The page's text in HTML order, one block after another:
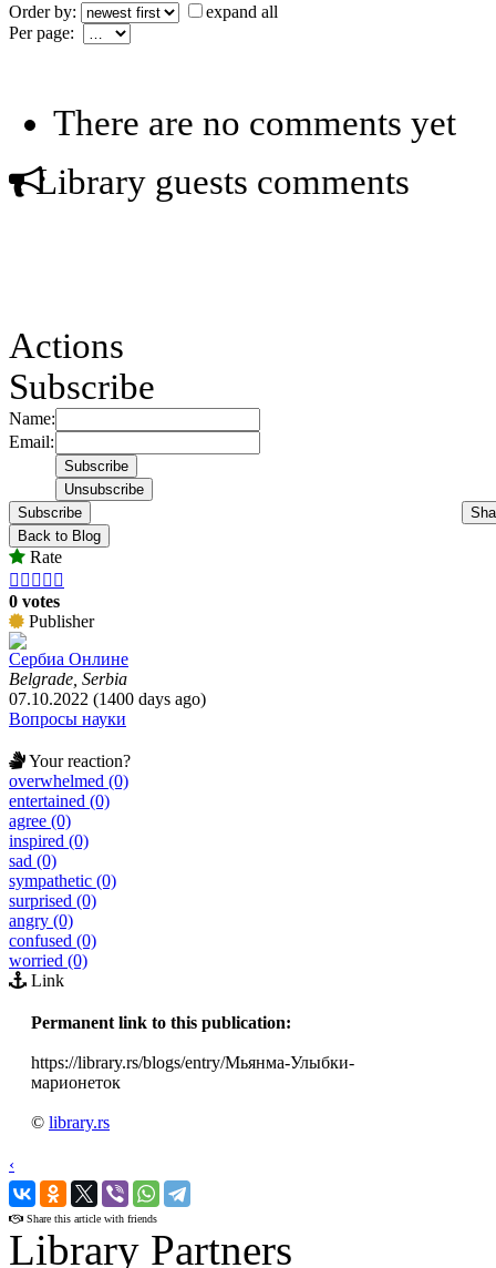
Order by:
expand all
Per page:
There are no comments yet
Library guests comments
Actions
Subscribe
Name:
Email:
Subscribe
Back to Blog
Rate
    
0 votes
Publisher
Сербиа Онлине
Belgrade, Serbia
07.10.2022 (1400 days ago)
Вопросы науки
Your reaction?
overwhelmed (0)
entertained (0)
agree (0)
inspired (0)
sad (0)
sympathetic (0)
surprised (0)
angry (0)
confused (0)
worried (0)
Link
Permanent link to this publication:
https://library.rs/blogs/entry/Мьянма-Улыбки-
марионеток
© library.rs
‹
›
Share this article with friends
Library Partners